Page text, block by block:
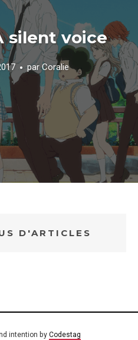
silent voice
parCoralie
D'ARTICLES
intention by Codestag